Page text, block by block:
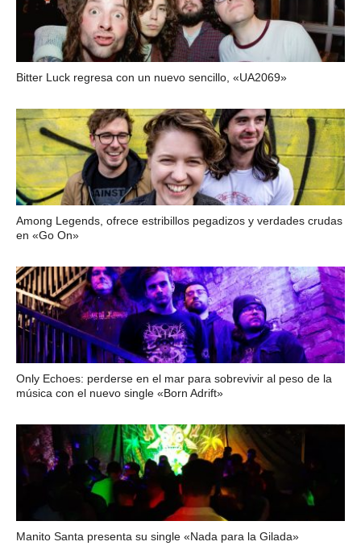
Bitter Luck regresa con un nuevo sencillo, «UA2069»
Among Legends, ofrece estribillos pegadizos y verdades crudas
en «Go On»
Only Echoes: perderse en el mar para sobrevivir al peso de la
música con el nuevo single «Born Adrift»
Manito Santa presenta su single «Nada para la Gilada»